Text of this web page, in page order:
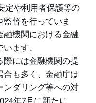
定や利用者保護等の
督を行っていま
融機関における金融
ます。
には金融機関の提
合も多く、金融庁は
ンダリング等への対
年7月に新たに